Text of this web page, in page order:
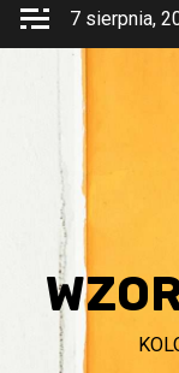
Przejdź
7 sierpnia,